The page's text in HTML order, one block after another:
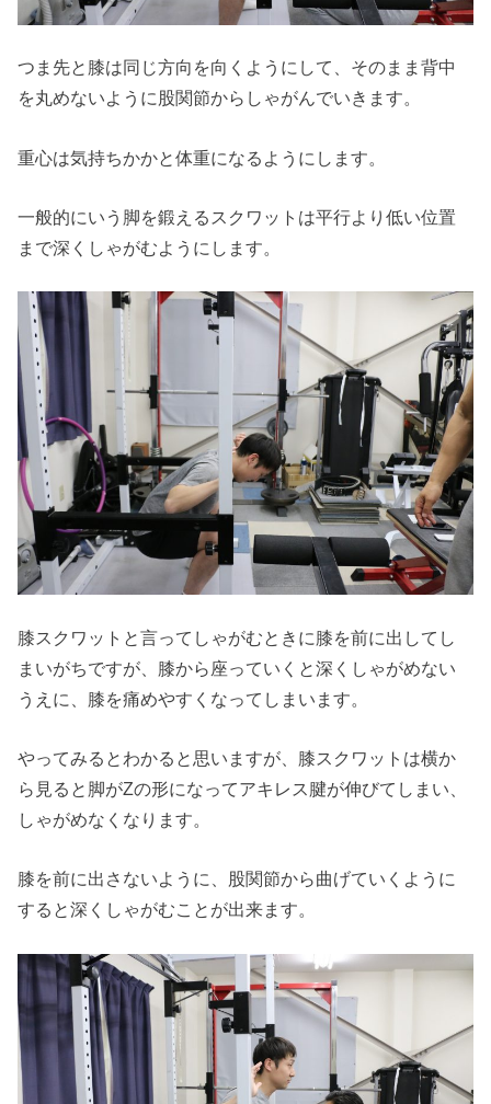
つま先と膝は同じ方向を向くようにして、そのまま背中
を丸めないように股関節からしゃがんでいきます。
重心は気持ちかかと体重になるようにします。
一般的にいう脚を鍛えるスクワットは平行より低い位置
まで深くしゃがむようにします。
膝スクワットと言ってしゃがむときに膝を前に出してし
まいがちですが、膝から座っていくと深くしゃがめない
うえに、膝を痛めやすくなってしまいます。
やってみるとわかると思いますが、膝スクワットは横か
ら見ると脚がZの形になってアキレス腱が伸びてしまい、
しゃがめなくなります。
膝を前に出さないように、股関節から曲げていくように
すると深くしゃがむことが出来ます。